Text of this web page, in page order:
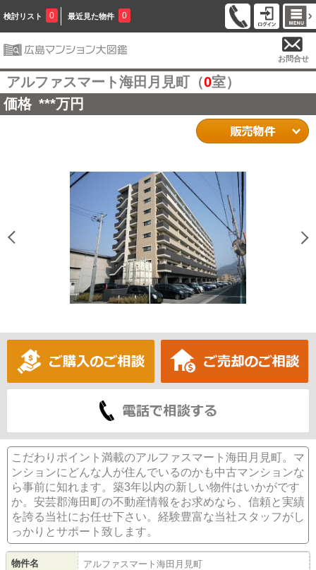
検討リスト 0 最近見た物件 0
お問合せ
アルファスマート海田月見町（0室）
価格 ***万円
こだわりポイント満載のアルファスマート海田月見町。マ
ンションにどんな人が住んでいるのかも中古マンションな
ら事前に知れます。築3年以内の新しい物件はいかがです
か。安芸郡海田町の不動産情報をお求めなら、信頼と実績
を誇る当社にお任せ下さい。経験豊富な当社スタッフがし
っかりとサポート致します。
物件名 アルファスマート海田月見町